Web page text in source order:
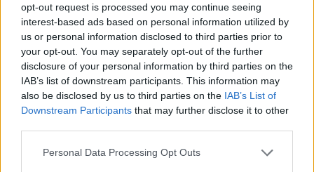
opt-out request is processed you may continue seeing
interest-based ads based on personal information utilized by
us or personal information disclosed to third parties prior to
your opt-out. You may separately opt-out of the further
disclosure of your personal information by third parties on the
IAB’s list of downstream participants. This information may
also be disclosed by us to third parties on the IAB’s List of
Downstream Participants that may further disclose it to other
Personal Data Processing Opt Outs